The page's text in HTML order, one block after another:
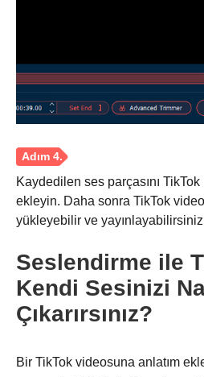
Kaydedilen ses parçasını
ekleyin. Daha sonra TikTok
yükleyebilir ve
Seslendirme ile
Kendi Sesinizi
Çıkarırsınız?
Bir TikTok videosuna anlatım